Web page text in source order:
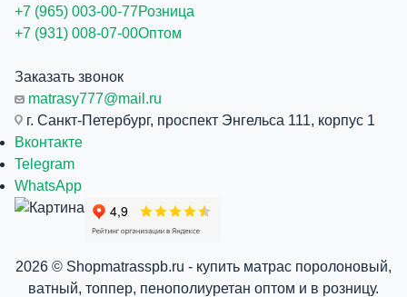
+7 (965) 003-00-77Розница
+7 (931) 008-07-00Оптом
Заказать звонок
matrasy777@mail.ru
г. Санкт-Петербург, проспект Энгельса 111, корпус 1
Вконтакте
Telegram
WhatsApp
2026 © Shopmatrasspb.ru - купить матрас поролоновый,
ватный, топпер, пенополиуретан оптом и в розницу.